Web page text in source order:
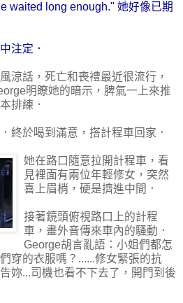
waited long enough." 她好像已期
注定．
涼話，死亡和喪禮最近很流行，
明瞭她的暗示，脾氣一上來推
排練．
終於喝到滿意，搭計程車回家．
她在路口隨意拉開計程車，看
見裡面有兩位年輕修女，突然
喜上眉梢，硬是擠進中間．
接著鏡頭俯視路口上的計程
車，畫外音傳來車內的騷動．
George胡言亂語：小姐們都怎
穿的衣服嗎？......修女緊張的抗
妳...司機也看不下去了，開門到後